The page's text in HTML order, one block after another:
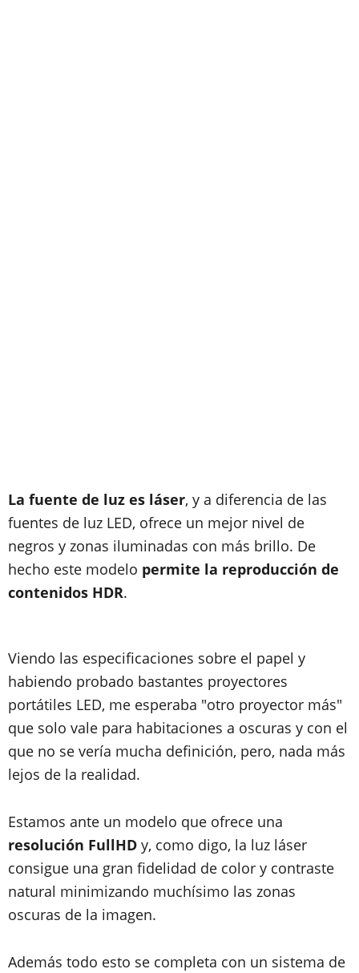
La fuente de luz es láser, y a diferencia de las
fuentes de luz LED, ofrece un mejor nivel de
negros y zonas iluminadas con más brillo. De
hecho este modelo permite la reproducción de
contenidos HDR.
Viendo las especificaciones sobre el papel y
habiendo probado bastantes proyectores
portátiles LED, me esperaba "otro proyector más"
que solo vale para habitaciones a oscuras y con el
que no se vería mucha definición, pero, nada más
lejos de la realidad.
Estamos ante un modelo que ofrece una
resolución FullHD y, como digo, la luz láser
consigue una gran fidelidad de color y contraste
natural minimizando muchísimo las zonas
oscuras de la imagen.
Además todo esto se completa con un sistema de